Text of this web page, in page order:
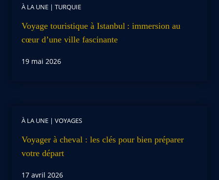
À LA UNE | TURQUIE
Voyage touristique à Istanbul : immersion au
cœur d’une ville fascinante
19 mai 2026
À LA UNE | VOYAGES
Voyager à cheval : les clés pour bien préparer
votre départ
17 avril 2026